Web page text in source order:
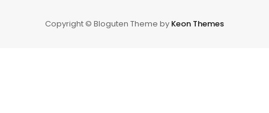
Copyright © Bloguten Theme by Keon Themes